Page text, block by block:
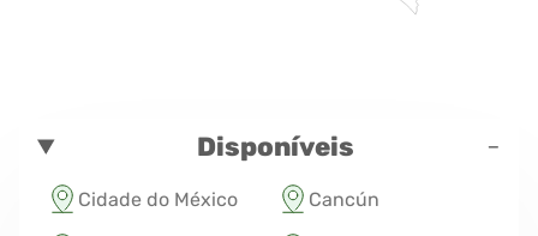
Disponíveis -
Cidade do México Cancún